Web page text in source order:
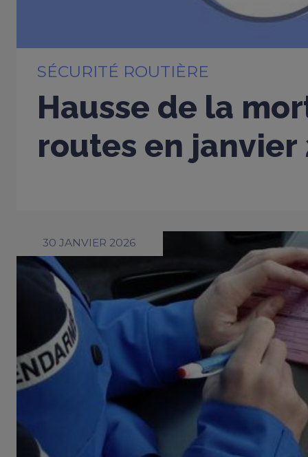
SÉCURITÉ ROUTIÈRE
Hausse de la
routes en janvier
30 JANVIER 2026